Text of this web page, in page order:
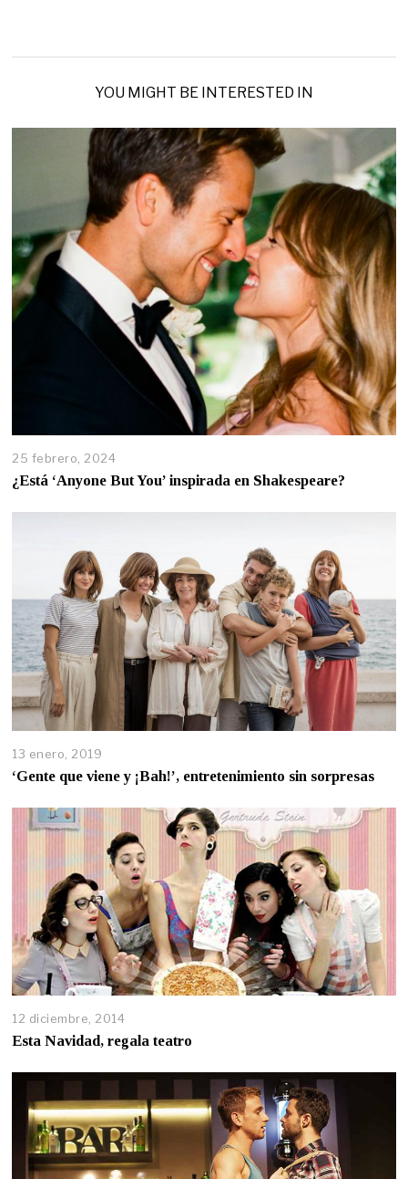
YOU MIGHT BE INTERESTED IN
25 febrero, 2024
¿Está ‘Anyone But You’ inspirada en Shakespeare?
13 enero, 2019
‘Gente que viene y ¡Bah!’, entretenimiento sin sorpresas
12 diciembre, 2014
Esta Navidad, regala teatro